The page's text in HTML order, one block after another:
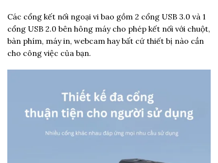
Các cổng kết nối ngoại vi bao gồm 2 cổng USB 3.0 và 1
cổng USB 2.0 bên hông máy cho phép kết nối với chuột,
bàn phím, máy in, webcam hay bất cứ thiết bị nào cần
cho công việc của bạn.